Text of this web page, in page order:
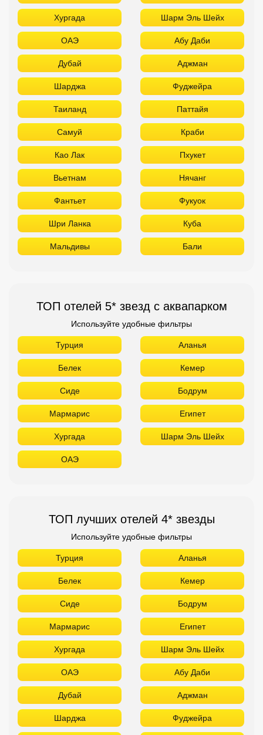
Хургада Шарм Эль Шейх
ОАЭ Абу Даби
Дубай Аджман
Шарджа Фуджейра
Таиланд Паттайя
Самуй Краби
Као Лак Пхукет
Вьетнам Нячанг
Фантьет Фукуок
Шри Ланка Куба
Мальдивы Бали
ТОП отелей 5* звезд с аквапарком
Используйте удобные фильтры
Турция Аланья
Белек Кемер
Сиде Бодрум
Мармарис Египет
Хургада Шарм Эль Шейх
ОАЭ
ТОП лучших отелей 4* звезды
Используйте удобные фильтры
Турция Аланья
Белек Кемер
Сиде Бодрум
Мармарис Египет
Хургада Шарм Эль Шейх
ОАЭ Абу Даби
Дубай Аджман
Шарджа Фуджейра